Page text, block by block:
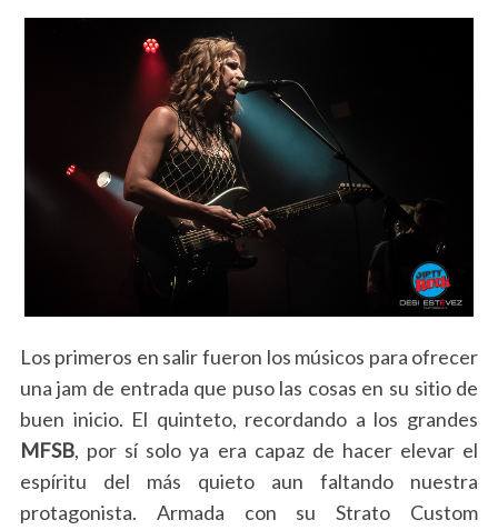
Los primeros en salir fueron los músicos para ofrecer
una jam de entrada que puso las cosas en su sitio de
buen inicio. El quinteto, recordando a los grandes
MFSB, por sí solo ya era capaz de hacer elevar el
espíritu del más quieto aun faltando nuestra
protagonista. Armada con su Strato Custom